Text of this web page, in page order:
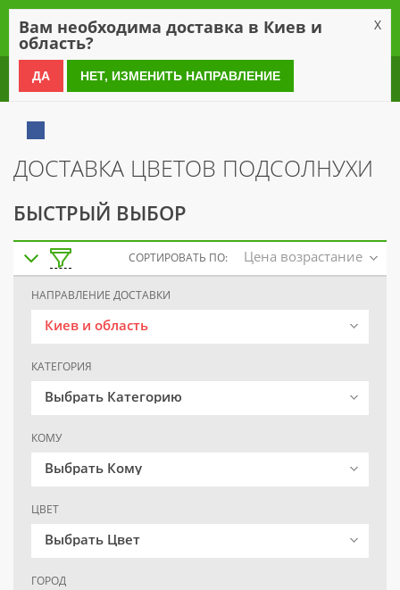
0 800 21 54 55
ДОСТАВКА ЦВЕТОВ ПОДСОЛНУХИ
БЫСТРЫЙ ВЫБОР
СОРТИРОВАТЬ ПО: Цена возрастание
НАПРАВЛЕНИЕ ДОСТАВКИ
Киев и область
КАТЕГОРИЯ
Выбрать Категорию
КОМУ
Выбрать Кому
ЦВЕТ
Выбрать Цвет
ГОРОД
Вам необходима доставка в Киев и
область?
X
ДА НЕТ, ИЗМЕНИТЬ НАПРАВЛЕНИЕ